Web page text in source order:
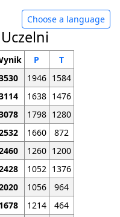
Choose a language
P
T
1946 1584
1638 1476
1798 1280
1660
872
1260 1200
1052 1376
1056
964
1678 1214
464